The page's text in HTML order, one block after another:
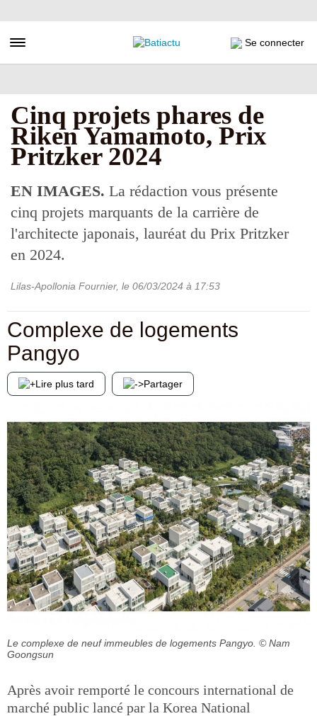
au
principal
Toggle navigation Se connecter
Cinq projets phares de
Riken Yamamoto, Prix
Pritzker 2024
EN IMAGES. La rédaction vous présente
cinq projets marquants de la carrière de
l'architecte japonais, lauréat du Prix Pritzker
en 2024.
Lilas-Apollonia Fournier, le 06/03/2024 à 17:53
Complexe de logements
Pangyo
Lire plus tard Partager
Le complexe de neuf immeubles de logements Pangyo. © Nam
Goongsun
Après avoir remporté le concours international de
marché public lancé par la Korea National